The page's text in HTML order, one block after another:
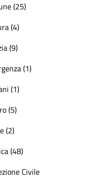
(25)
(4)
(9)
(1)
(1)
(5)
(2)
(48)
Civile